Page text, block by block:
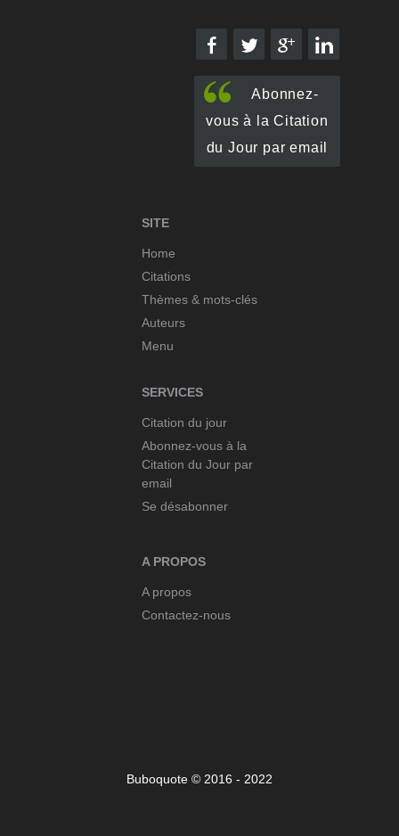
Abonnez-
vous à la Citation
du Jour par email
SITE
Home
Citations
Thèmes & mots-clés
Auteurs
Menu
SERVICES
Citation du jour
Abonnez-vous à la
Citation du Jour par
email
Se désabonner
A PROPOS
A propos
Contactez-nous
Buboquote © 2016 - 2022